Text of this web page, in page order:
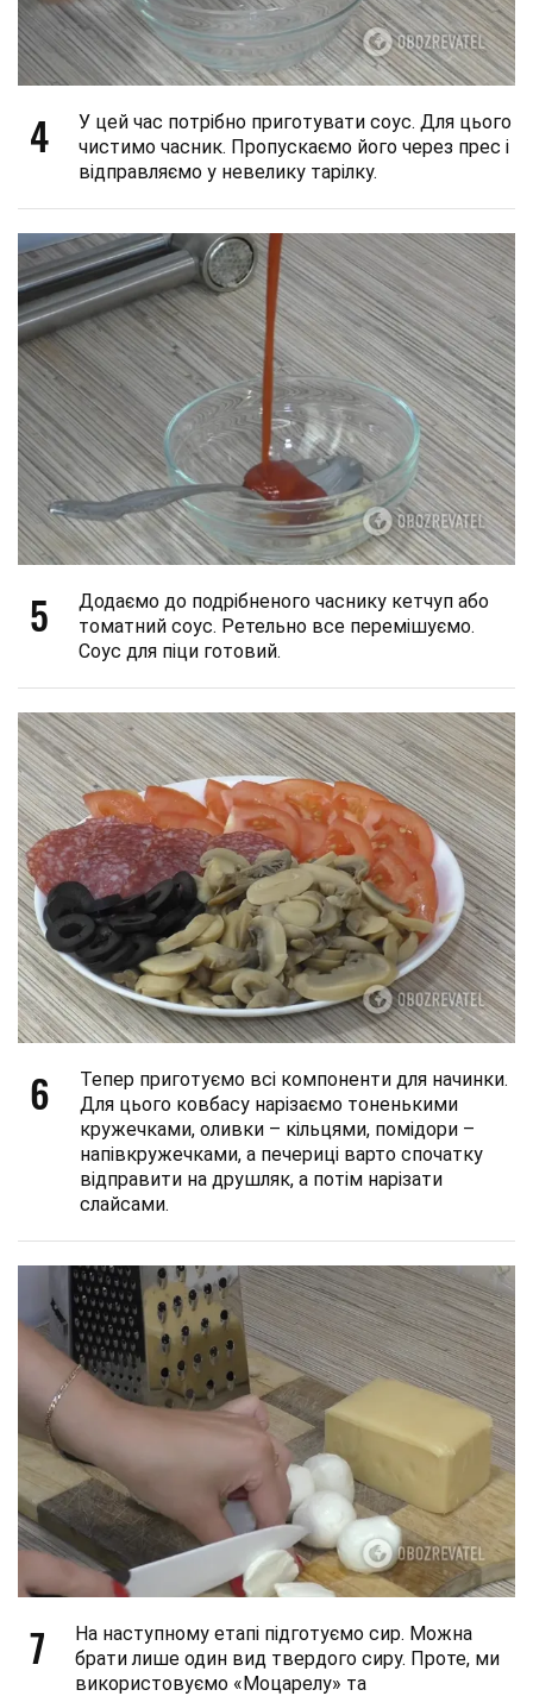
4
У цей час потрібно приготувати соус. Для цього
чистимо часник. Пропускаємо його через прес і
відправляємо у невелику тарілку.
5
Додаємо до подрібненого часнику кетчуп або
томатний соус. Ретельно все перемішуємо.
Соус для піци готовий.
6
Тепер приготуємо всі компоненти для начинки.
Для цього ковбасу нарізаємо тоненькими
кружечками, оливки – кільцями, помідори –
напівкружечками, а печериці варто спочатку
відправити на друшляк, а потім нарізати
слайсами.
7
На наступному етапі підготуємо сир. Можна
брати лише один вид твердого сиру. Проте, ми
використовуємо «Моцарелу» та